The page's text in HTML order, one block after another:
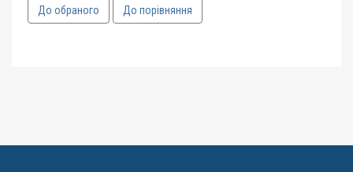
До обраного До порівняння